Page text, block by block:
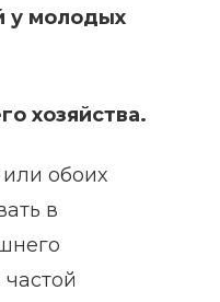
у молодых
хозяйства.
обоих
в
частой